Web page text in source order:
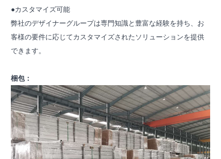
●カスタマイズ可能
弊社のデザイナーグループは専門知識と豊富な経験を持ち、お
客様の要件に応じてカスタマイズされたソリューションを提供
できます。
梱包：